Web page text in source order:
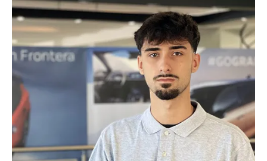
TEL.: 0631/53556-26